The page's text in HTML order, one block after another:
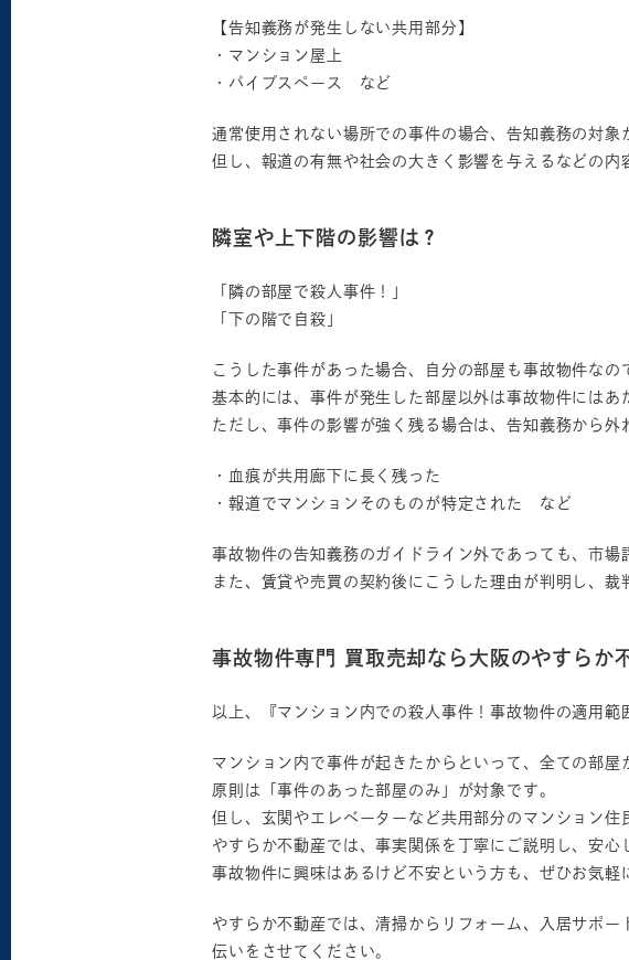
【告知義務が発生しない共用部分】
・マンション屋上
・パイプスペース など
通常使用されない場所での事件の場合、告知義務の対象
但し、報道の有無や社会の大きく影響を与えるなどの内
隣室や上下階の影響は？
「隣の部屋で殺人事件！」
「下の階で自殺」
こうした事件があった場合、自分の部屋も事故物件なの
基本的には、事件が発生した部屋以外は事故物件にはあ
ただし、事件の影響が強く残る場合は、告知義務から
・血痕が共用廊下に長く残った
・報道でマンションそのものが特定された など
事故物件の告知義務のガイドライン外であっても、市場
また、賃貸や売買の契約後にこうした理由が判明し、裁
事故物件専門 買取売却なら大阪のやすらか
以上、『マンション内での殺人事件！事故物件の適用範
マンション内で事件が起きたからといって、全ての部屋
原則は「事件のあった部屋のみ」が対象です。
但し、玄関やエレベーターなど共用部分のマンション
やすらか不動産では、事実関係を丁寧にご説明し、安
事故物件に興味はあるけど不安という方も、ぜひお気軽
やすらか不動産では、清掃からリフォーム、入居サポ
伝いをさせてください。